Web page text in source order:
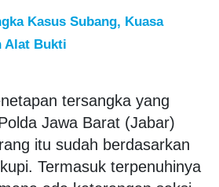
Kasus Subang, Kuasa
Alat Bukti
tersangka yang
Jawa Barat (Jabar)
itu sudah berdasarkan
Termasuk terpenuhinya